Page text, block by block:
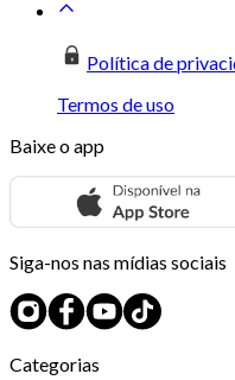
Política de
Termos de uso
Baixe o app
Siga-nos nas mídias sociais
Categorias